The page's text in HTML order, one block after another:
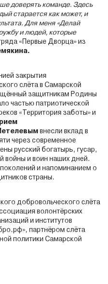
доверять команде. Здесь
старается как может, и
Для меня «Делай
и людей, которые
«Первые Дворца» из
закрытия
слёта в Самарской
защитникам Родины
частью патриотической
«Территория заботы» и
внесли вклад в
через современное
русский богатырь, гусар,
войны и воин наших дней.
и напоминанием о
страны.
добровольческого слёта
волонтёрских
и институтов
партнёром слёта
политики Самарской